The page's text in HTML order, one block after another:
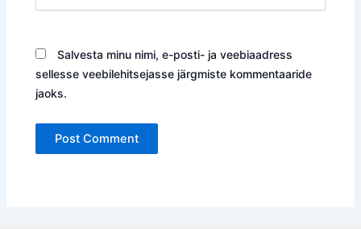
Salvesta minu nimi, e-posti- ja veebiaadress
sellesse veebilehitsejasse järgmiste kommentaaride
jaoks.